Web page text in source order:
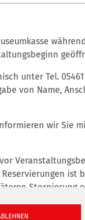
unter Tel.
von Name,
wir Sie
ist
Stornierung